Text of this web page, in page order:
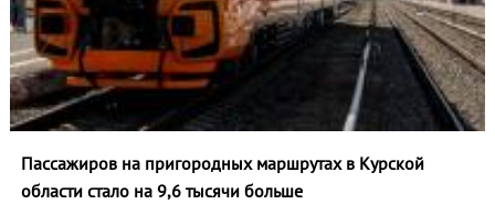
Пассажиров на пригородных маршрутах в Курской
области стало на 9,6 тысячи больше